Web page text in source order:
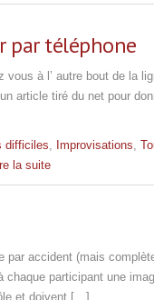
par téléphone
à l’ autre bout de la
article tiré du net pour
difficiles, Improvisations,
la suite
par accident (mais
chaque participant une
et doivent […]